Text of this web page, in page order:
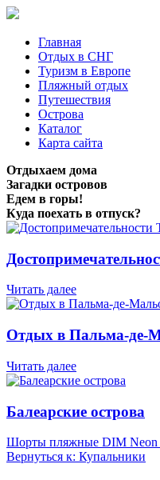
Главная
Отдых в СНГ
Туризм в Европе
Пляжный отдых
Путешествия
Острова
Каталог
Карта сайта
Отдыхаем дома
Загадки островов
Едем в горы!
Куда поехать в отпуск?
Читать далее
Отдых в Пальма-де-
Читать далее
Балеарские острова
Шорты пляжные DIM Neon
Вернуться к: Купальники